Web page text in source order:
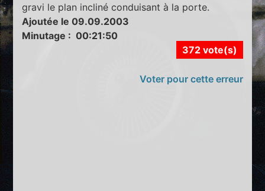
gravi le plan incliné conduisant à la porte.
Ajoutée le 09.09.2003
Minutage : 00:21:50
372 vote(s)
Voter pour cette erreur